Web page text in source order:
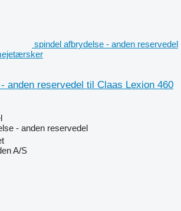
spindel afbrydelse - anden reservedel
anden reservedel til Claas Lexion 460
- anden reservedel
A/S